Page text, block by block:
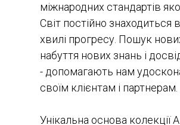
міжнародних стандартів
Світ постійно знаходиться
хвилі прогресу. Пошук
набуття нових знань і
- допомагають нам
своїм клієнтам і партнерам.
Унікальна основа колекції